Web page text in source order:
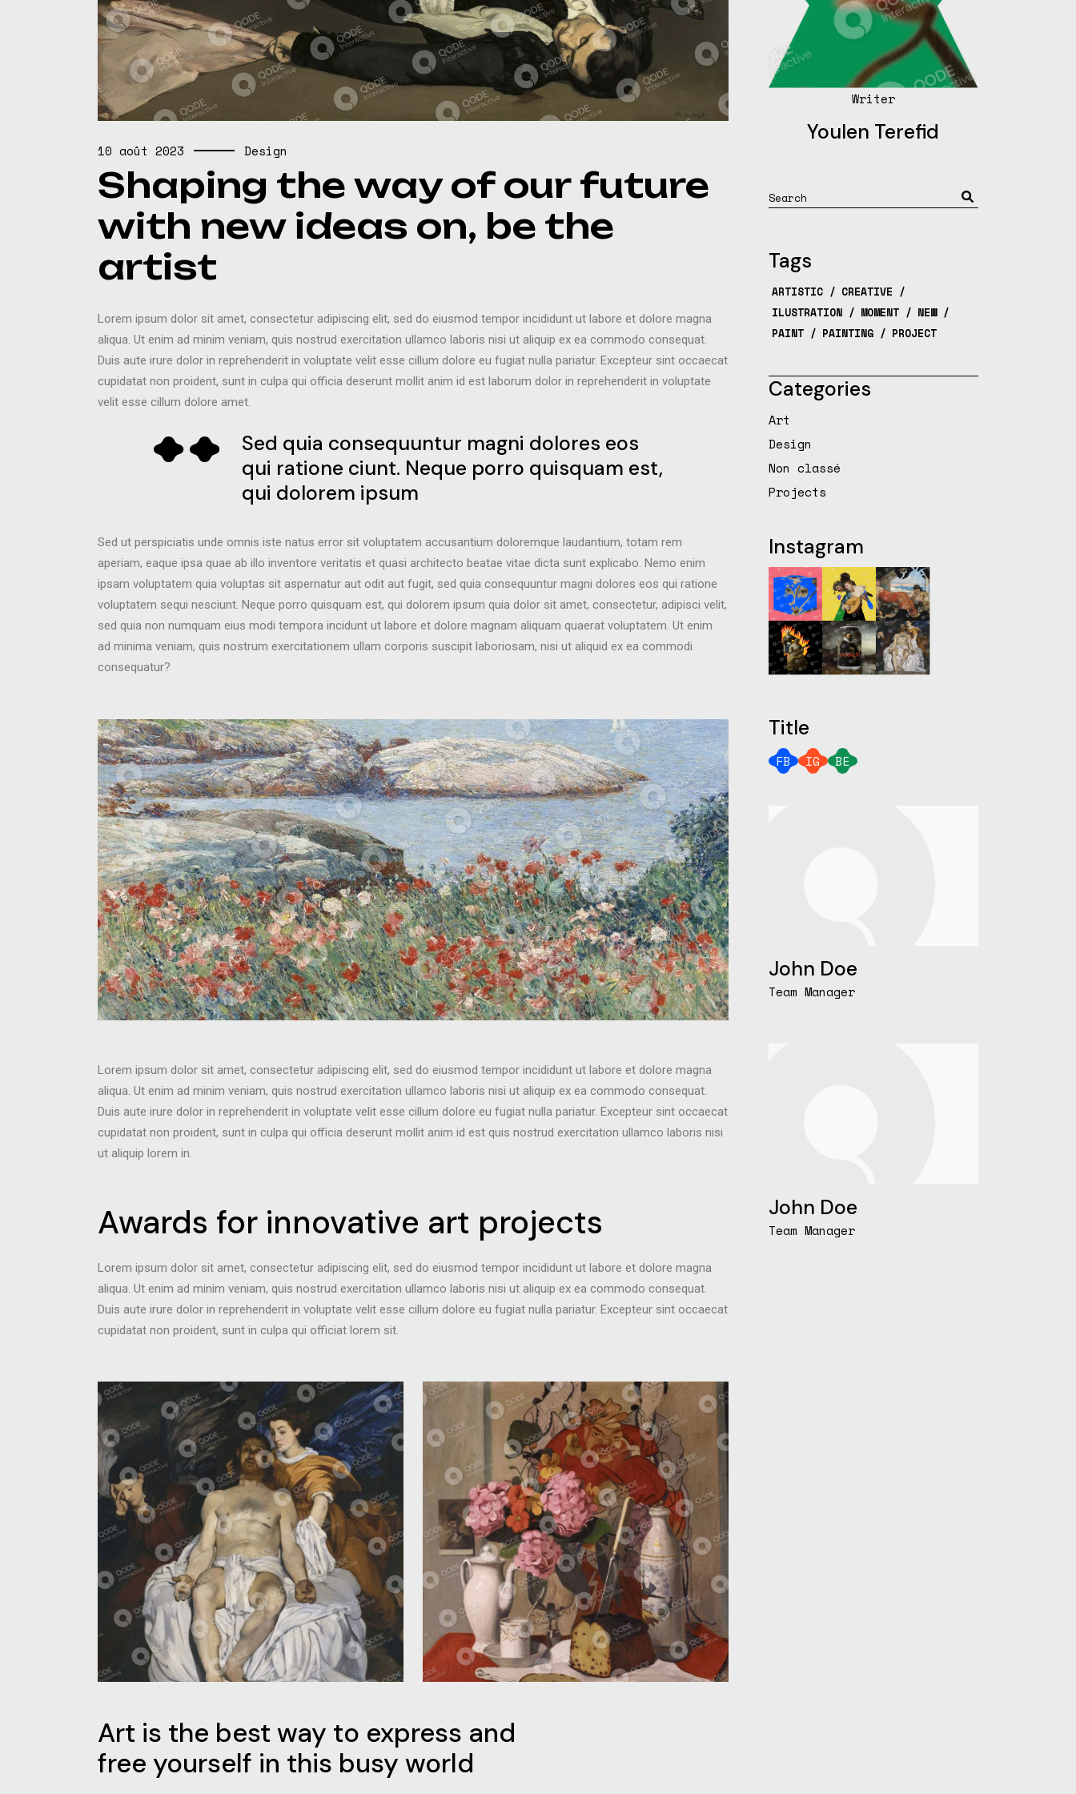
10 août 2023 Design
Shaping the way of our future
with new ideas on, be the
artist
Lorem ipsum dolor sit amet, consectetur adipiscing elit, sed do eiusmod tempor incididunt ut labore et dolore magna
aliqua. Ut enim ad minim veniam, quis nostrud exercitation ullamco laboris nisi ut aliquip ex ea commodo consequat.
Duis aute irure dolor in reprehenderit in voluptate velit esse cillum dolore eu fugiat nulla pariatur. Excepteur sint occaecat
cupidatat non proident, sunt in culpa qui officia deserunt mollit anim id est laborum dolor in reprehenderit in voluptate
velit esse cillum dolore amet.
Sed quia consequuntur magni dolores eos
qui ratione ciunt. Neque porro quisquam est,
qui dolorem ipsum
Sed ut perspiciatis unde omnis iste natus error sit voluptatem accusantium doloremque laudantium, totam rem
aperiam, eaque ipsa quae ab illo inventore veritatis et quasi architecto beatae vitae dicta sunt explicabo. Nemo enim
ipsam voluptatem quia voluptas sit aspernatur aut odit aut fugit, sed quia consequuntur magni dolores eos qui ratione
voluptatem sequi nesciunt. Neque porro quisquam est, qui dolorem ipsum quia dolor sit amet, consectetur, adipisci velit,
sed quia non numquam eius modi tempora incidunt ut labore et dolore magnam aliquam quaerat voluptatem. Ut enim
ad minima veniam, quis nostrum exercitationem ullam corporis suscipit laboriosam, nisi ut aliquid ex ea commodi
consequatur?
Lorem ipsum dolor sit amet, consectetur adipiscing elit, sed do eiusmod tempor incididunt ut labore et dolore magna
aliqua. Ut enim ad minim veniam, quis nostrud exercitation ullamco laboris nisi ut aliquip ex ea commodo consequat.
Duis aute irure dolor in reprehenderit in voluptate velit esse cillum dolore eu fugiat nulla pariatur. Excepteur sint occaecat
cupidatat non proident, sunt in culpa qui officia deserunt mollit anim id est quis nostrud exercitation ullamco laboris nisi
ut aliquip lorem in.
Awards for innovative art projects
Lorem ipsum dolor sit amet, consectetur adipiscing elit, sed do eiusmod tempor incididunt ut labore et dolore magna
aliqua. Ut enim ad minim veniam, quis nostrud exercitation ullamco laboris nisi ut aliquip ex ea commodo consequat.
Duis aute irure dolor in reprehenderit in voluptate velit esse cillum dolore eu fugiat nulla pariatur. Excepteur sint occaecat
cupidatat non proident, sunt in culpa qui officiat lorem sit.
Art is the best way to express and
free yourself in this busy world
Writer
Youlen Terefid
Tags
ARTISTIC
CREATIVE
ILUSTRATION
MOMENT
NEW
PAINT
PAINTING PROJECT
Categories
Art
Design
Non classé
Projects
Instagram
Title
FB IG BE
John Doe
Team Manager
John Doe
Team Manager